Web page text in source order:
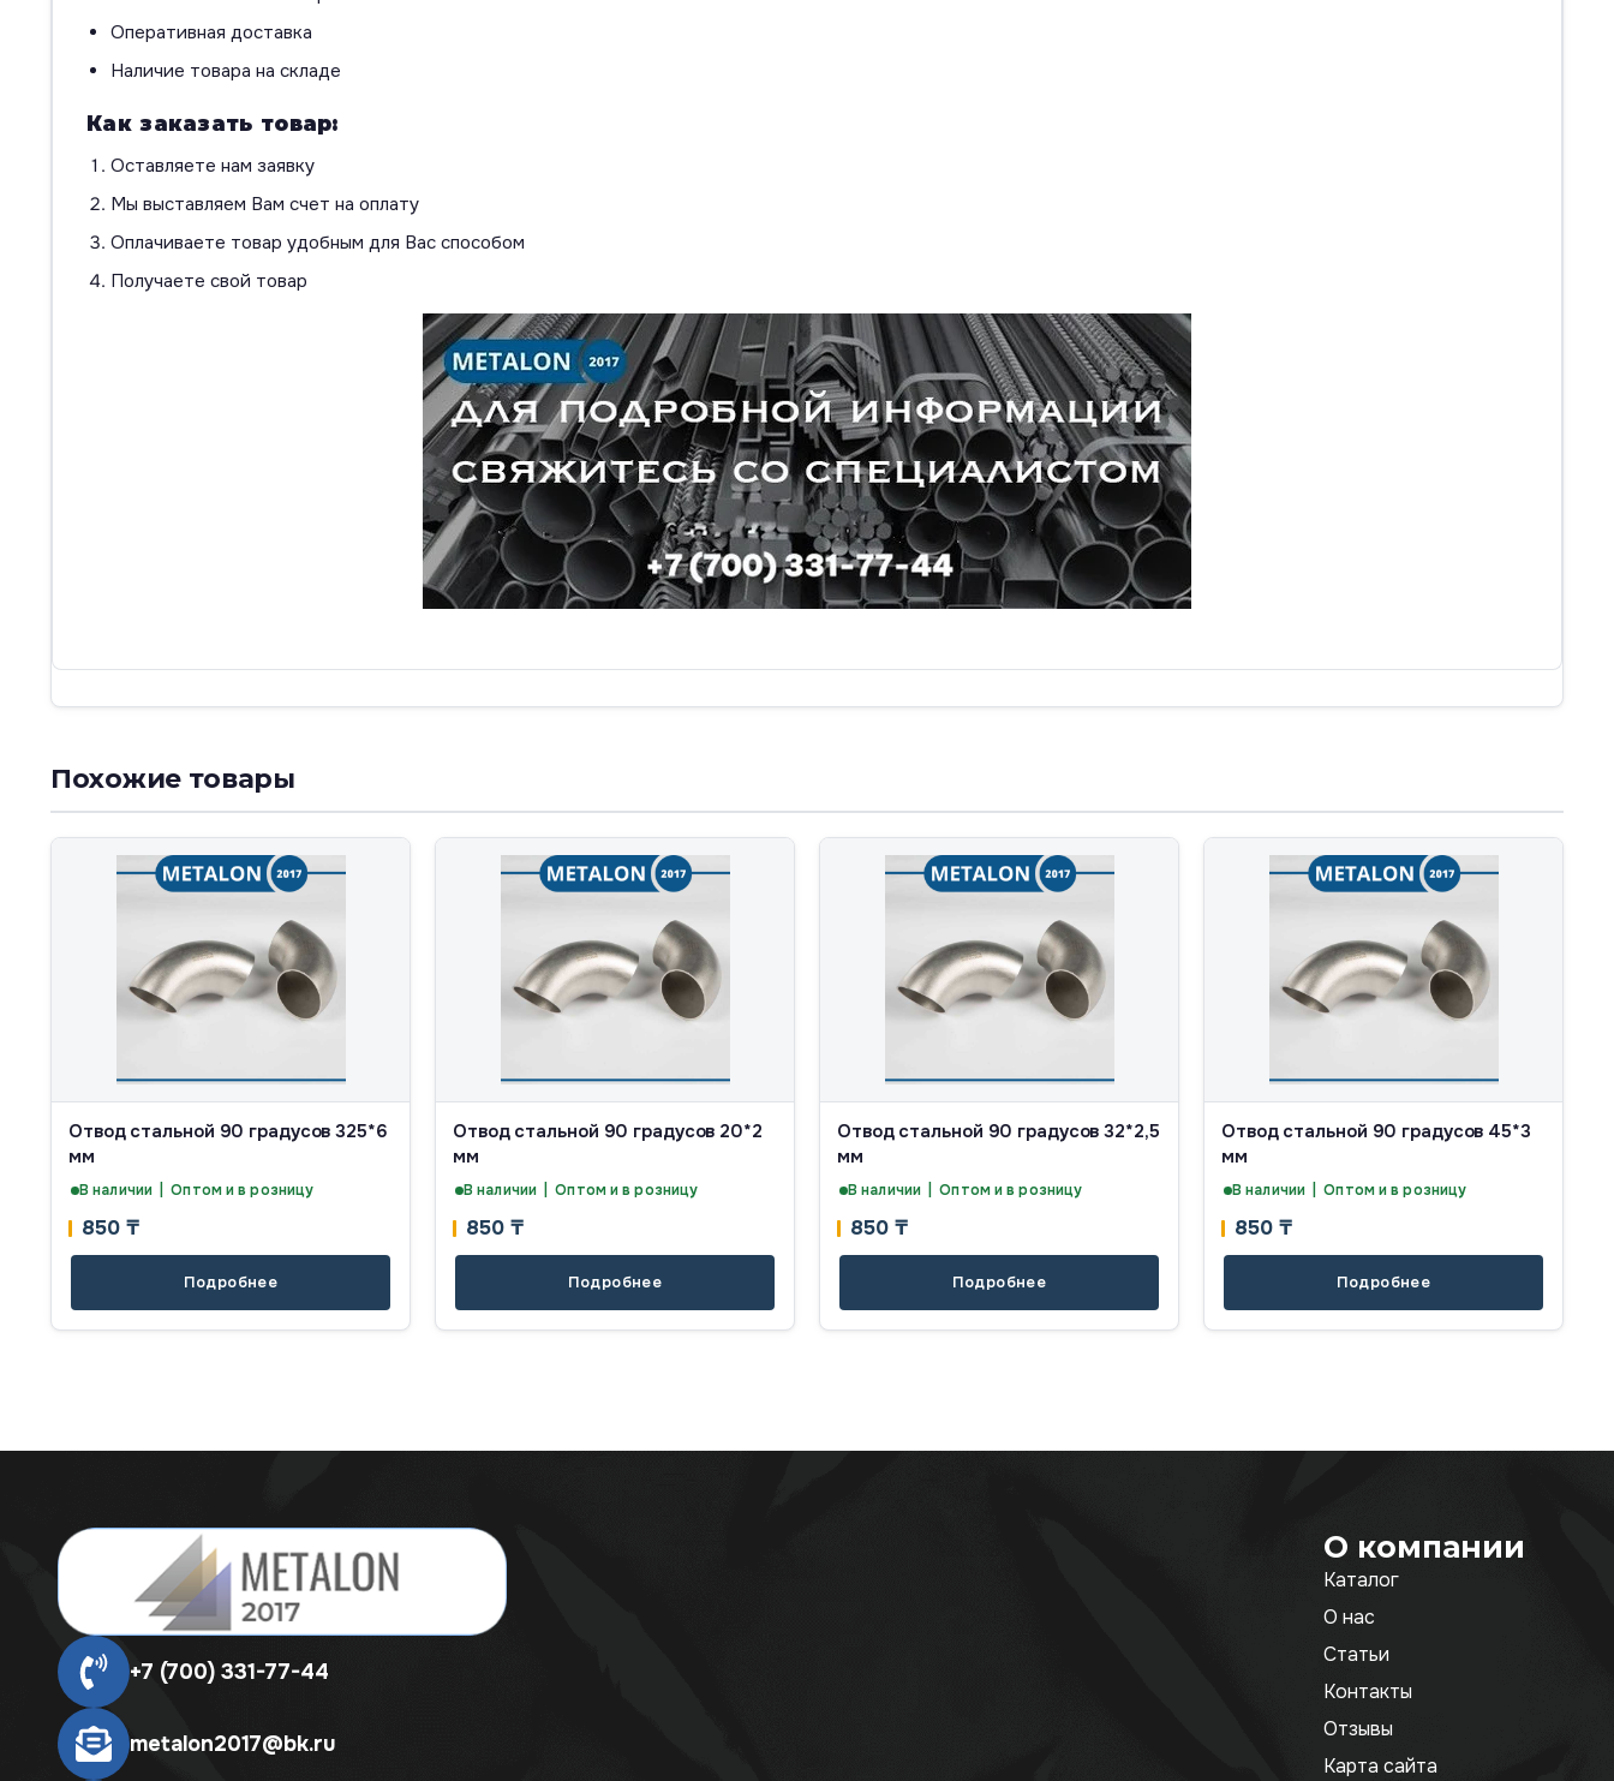
Оперативная доставка
Наличие товара на складе
Как заказать товар:
Оставляете нам заявку
Мы выставляем Вам счет на оплату
Оплачиваете товар удобным для Вас способом
Получаете свой товар
Похожие товары
Отвод стальной 90 градусов 325*6
мм
В наличии | Оптом и в розницу
850 ₸
Подробнее
Отвод стальной 90 градусов 20*2
мм
В наличии | Оптом и в розницу
850 ₸
Подробнее
Отвод стальной 90 градусов 32*2,5
мм
В наличии | Оптом и в розницу
850 ₸
Подробнее
Отвод стальной 90 градусов 45*3
мм
В наличии | Оптом и в розницу
850 ₸
Подробнее
+7 (700) 331-77-44
metalon2017@bk.ru
О компании
Каталог
О нас
Статьи
Контакты
Отзывы
Карта сайта